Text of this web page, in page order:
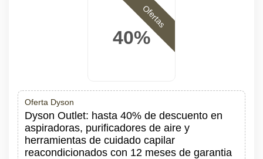
40%
Ofertas
Oferta Dyson
Dyson Outlet: hasta 40% de descuento en
aspiradoras, purificadores de aire y
herramientas de cuidado capilar
reacondicionados con 12 meses de garantia